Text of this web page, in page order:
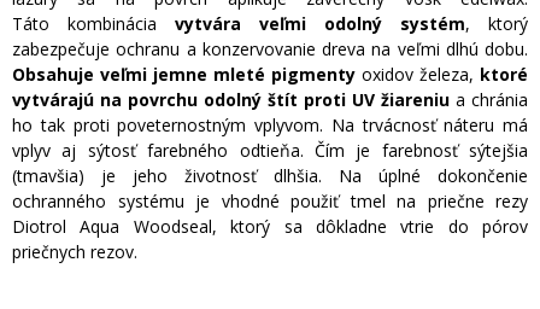
Táto kombinácia vytvára veľmi odolný systém, ktorý
zabezpečuje ochranu a konzervovanie dreva na veľmi dlhú dobu.
Obsahuje veľmi jemne mleté pigmenty oxidov železa, ktoré
vytvárajú na povrchu odolný štít proti UV žiareniu a chránia
ho tak proti poveternostným vplyvom. Na trvácnosť náteru má
vplyv aj sýtosť farebného odtieňa. Čím je farebnosť sýtejšia
(tmavšia) je jeho životnosť dlhšia. Na úplné dokončenie
ochranného systému je vhodné použiť tmel na priečne rezy
Diotrol Aqua Woodseal, ktorý sa dôkladne vtrie do pórov
priečnych rezov.